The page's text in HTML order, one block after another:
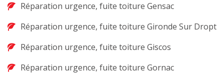
Réparation urgence, fuite toiture Gensac
Réparation urgence, fuite toiture Gironde Sur Dropt
Réparation urgence, fuite toiture Giscos
Réparation urgence, fuite toiture Gornac